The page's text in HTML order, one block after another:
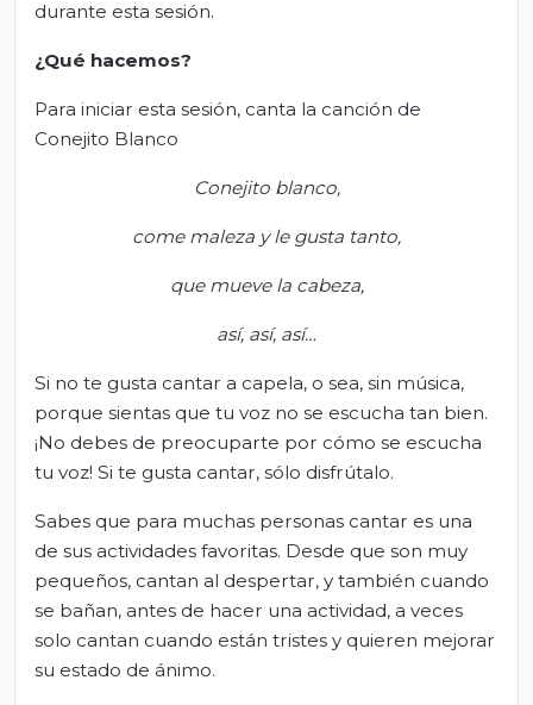
durante esta sesión.
¿Qué hacemos?
Para iniciar esta sesión, canta la canción de
Conejito Blanco
Conejito blanco,
come maleza y le gusta tanto,
que mueve la cabeza,
así, así, así…
Si no te gusta cantar a capela, o sea, sin música,
porque sientas que tu voz no se escucha tan bien.
¡No debes de preocuparte por cómo se escucha
tu voz! Si te gusta cantar, sólo disfrútalo.
Sabes que para muchas personas cantar es una
de sus actividades favoritas. Desde que son muy
pequeños, cantan al despertar, y también cuando
se bañan, antes de hacer una actividad, a veces
solo cantan cuando están tristes y quieren mejorar
su estado de ánimo.